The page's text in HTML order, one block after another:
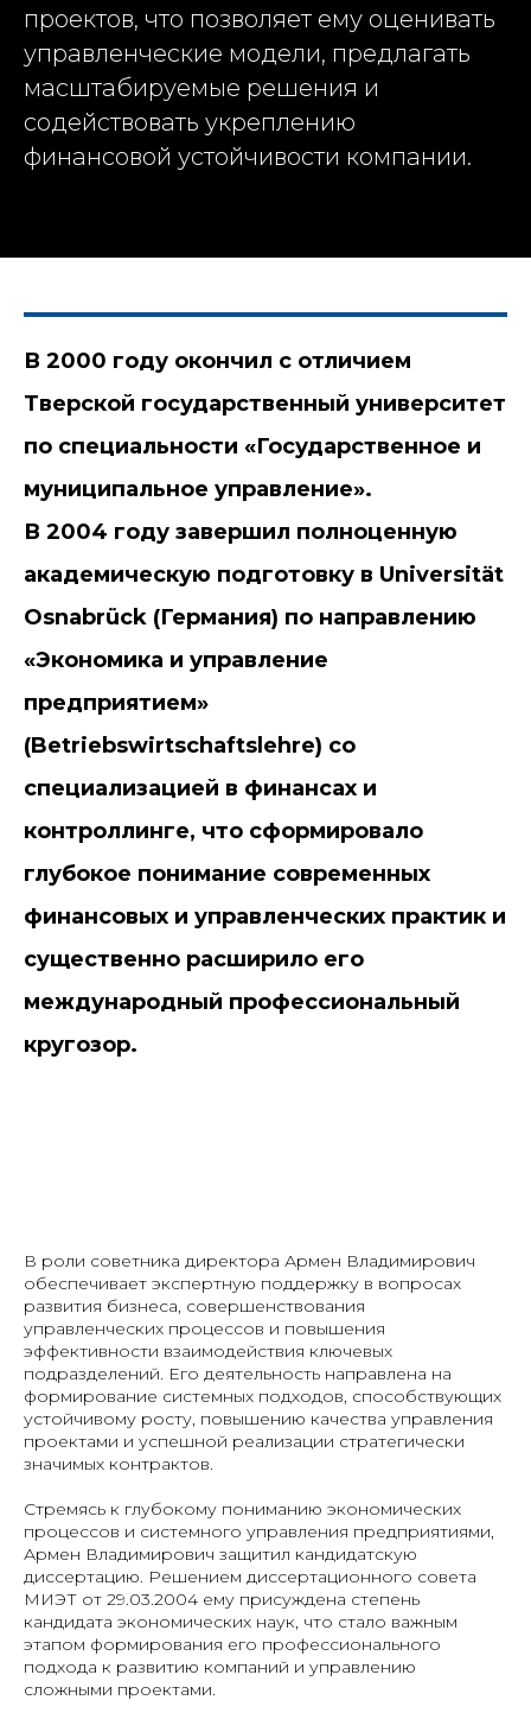
проектов, что позволяет ему оценивать
управленческие модели, предлагать
масштабируемые решения и
содействовать укреплению
финансовой устойчивости компании.
В 2000 году окончил с отличием
Тверской государственный университет
по специальности «Государственное и
муниципальное управление».
В 2004 году завершил полноценную
академическую подготовку в Universität
Osnabrück (Германия) по направлению
«Экономика и управление
предприятием»
(Betriebswirtschaftslehre) со
специализацией в финансах и
контроллинге, что сформировало
глубокое понимание современных
финансовых и управленческих практик и
существенно расширило его
международный профессиональный
кругозор.
В роли советника директора Армен Владимирович
обеспечивает экспертную поддержку в вопросах
развития бизнеса, совершенствования
управленческих процессов и повышения
эффективности взаимодействия ключевых
подразделений. Его деятельность направлена на
формирование системных подходов, способствующих
устойчивому росту, повышению качества управления
проектами и успешной реализации стратегически
значимых контрактов.
Стремясь к глубокому пониманию экономических
процессов и системного управления предприятиями,
Армен Владимирович защитил кандидатскую
диссертацию. Решением диссертационного совета
МИЭТ от 29.03.2004 ему присуждена степень
кандидата экономических наук, что стало важным
этапом формирования его профессионального
подхода к развитию компаний и управлению
сложными проектами.